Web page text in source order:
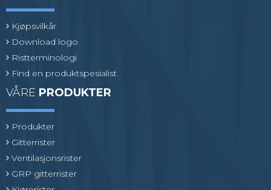
Kjøpsvilkår
Download logo
Ristterminologi
Find en produktspesialist
VÅRE PRODUKTER
Produkter
Gitterrister
Ventilasjonsrister
GRP gitterrister